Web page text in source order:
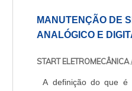
MANUTENÇÃO DE
ANALÓGICO E
START ELETROMECÂNICA
A definição do que é